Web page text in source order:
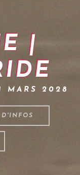
|
MARS 2028
D'INFOS